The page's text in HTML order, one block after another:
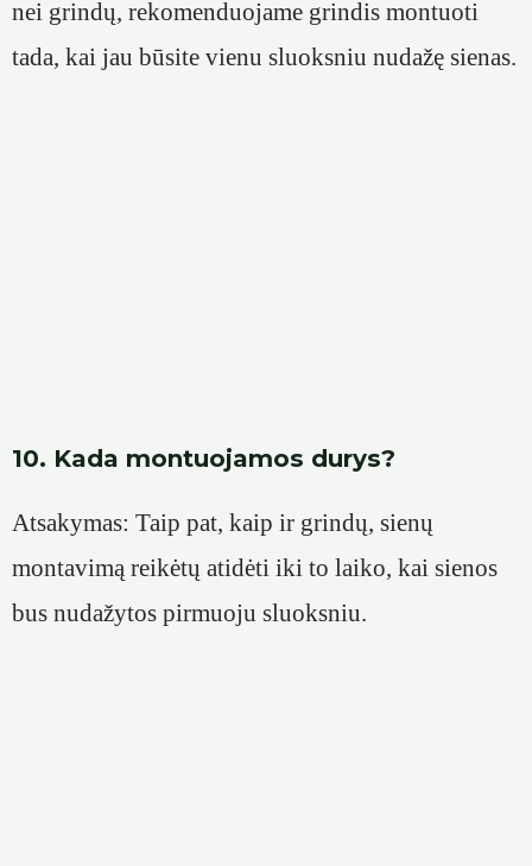
nei grindų, rekomenduojame grindis montuoti
tada, kai jau būsite vienu sluoksniu nudažę sienas.
10. Kada montuojamos durys?
Atsakymas: Taip pat, kaip ir grindų, sienų
montavimą reikėtų atidėti iki to laiko, kai sienos
bus nudažytos pirmuoju sluoksniu.